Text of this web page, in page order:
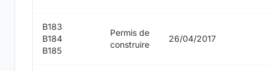
B183
B184
B185
Permis de
construire
26/04/2017